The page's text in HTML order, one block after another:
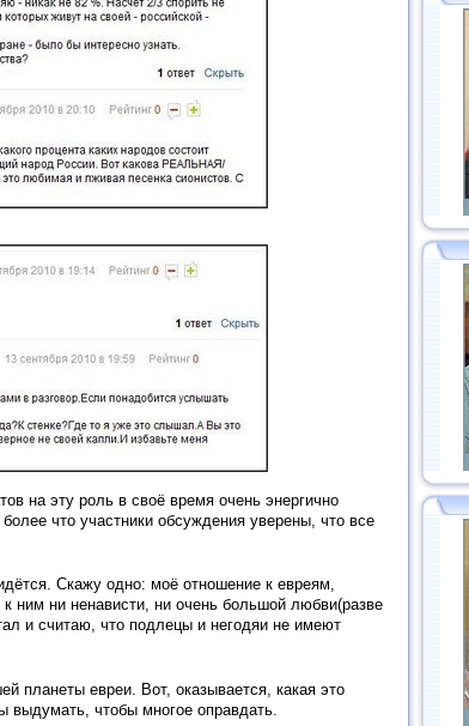
на эту роль в своё время очень энергично
что участники обсуждения уверены, что все
Скажу одно: моё отношение к евреям,
ним ни ненависти, ни очень большой любви(разве
и считаю, что подлецы и негодяи не имеют
планеты евреи. Вот, оказывается, какая это
выдумать, чтобы многое оправдать.